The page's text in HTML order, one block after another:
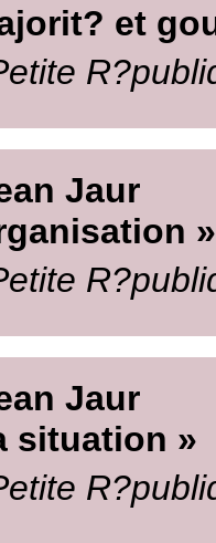
et
Jaur
»
Jaur
situation »